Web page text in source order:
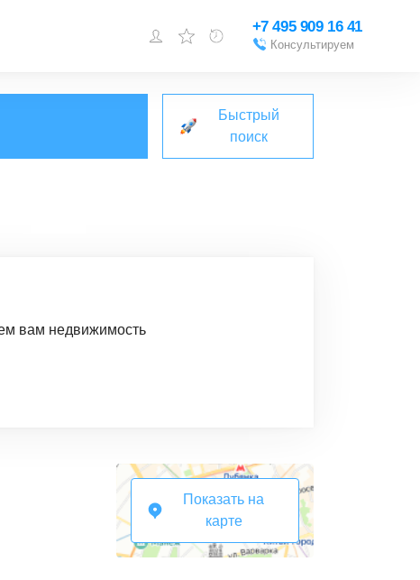
зарегистрироваться
Добавить объект
+7 495 909 16 41
Консультируем
Быстрый
поиск
вам недвижимость
Показать на
карте